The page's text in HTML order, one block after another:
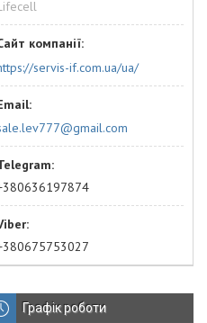
servis-if.com.ua/ua/
Графік роботи